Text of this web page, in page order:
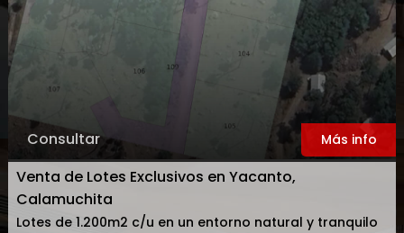
Más info
Consultar
Venta de Lotes Exclusivos en Yacanto,
Calamuchita
Lotes de 1.200m2 c/u en un entorno natural y tranquilo